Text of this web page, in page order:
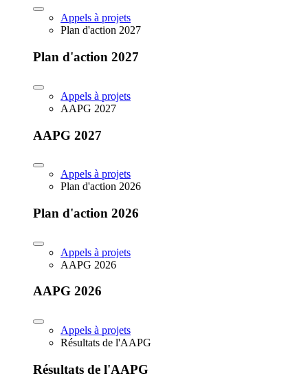
Appels à projets
Plan d'action 2027
Plan d'action 2027
Appels à projets
AAPG 2027
AAPG 2027
Appels à projets
Plan d'action 2026
Plan d'action 2026
Appels à projets
AAPG 2026
AAPG 2026
Appels à projets
Résultats de l'AAPG
Résultats de l'AAPG